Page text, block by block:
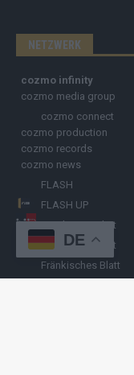
NETZWERK
cozmo infinity
cozmo media group
cozmo connect
cozmo production
cozmo records
cozmo news
FLASH
FLASH UP
Nürnberger Blatt
Hamburger Blatt
Fränkisches Blatt
DE